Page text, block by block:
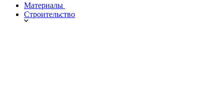
Материалы
Строительство